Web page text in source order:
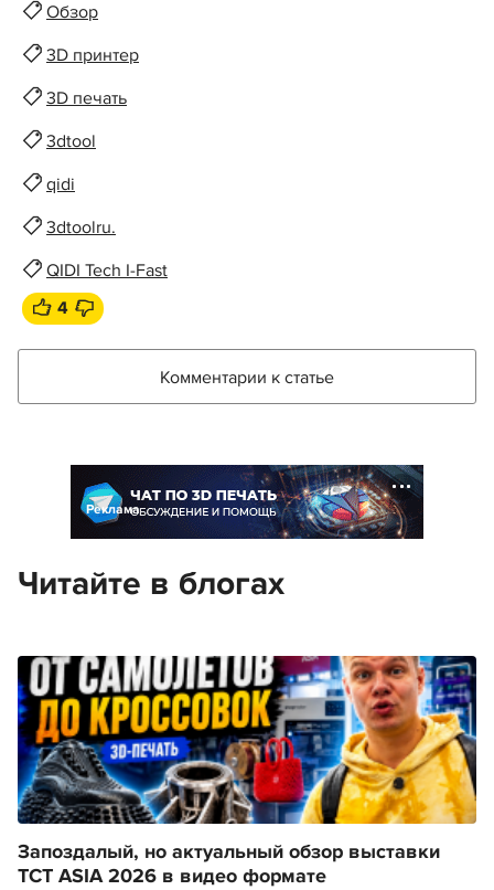
Обзор
3D принтер
3D печать
3dtool
qidi
3dtoolru.
QIDI Tech I-Fast
4
Комментарии к статье
Реклама
Читайте в блогах
Запоздалый, но актуальный обзор выставки
TCT ASIA 2026 в видео формате